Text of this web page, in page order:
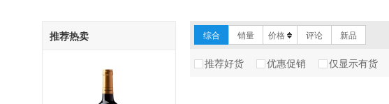
Limontejo ekithi LIKORIS®
圖內文Thunevin LISBON TEA
推荐热卖 综合 销量 价格 评论 新品
推荐好货 优惠促销 仅显示有货